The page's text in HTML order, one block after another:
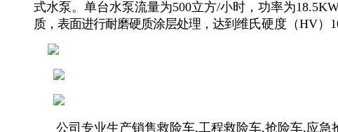
式水泵。 单台水泵流量为500立方/小时，功率为
质，表面进行耐磨硬质涂层处理，达到 维氏硬度（HV）
公司专业生产销售救险车,工程救险车,抢险车,应